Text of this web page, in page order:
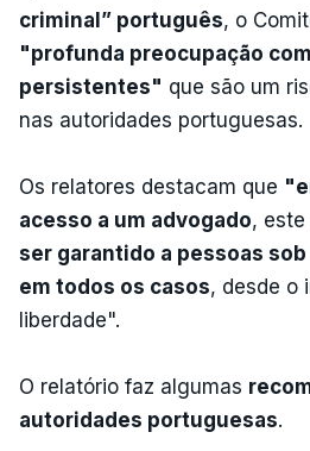
criminal” português, o
"profunda preocupação
persistentes" que são um
nas autoridades portuguesas.
Os relatores destacam que
acesso a um advogado,
ser garantido a pessoas
em todos os casos, desde o
liberdade".
O relatório faz algumas
autoridades portuguesas.